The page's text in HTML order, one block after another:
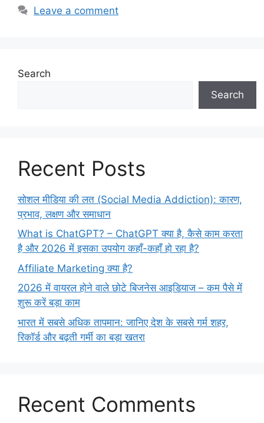
Leave a comment
Search
Search
Recent Posts
सोशल मीडिया की लत (Social Media Addiction): कारण,
प्रभाव, लक्षण और समाधान
What is ChatGPT? – ChatGPT क्या है, कैसे काम करता
है और 2026 में इसका उपयोग कहाँ-कहाँ हो रहा है?
Affiliate Marketing क्या है?
2026 में वायरल होने वाले छोटे बिजनेस आइडियाज – कम पैसे में
शुरू करें बड़ा काम
भारत में सबसे अधिक तापमान: जानिए देश के सबसे गर्म शहर,
रिकॉर्ड और बढ़ती गर्मी का बड़ा खतरा
Recent Comments